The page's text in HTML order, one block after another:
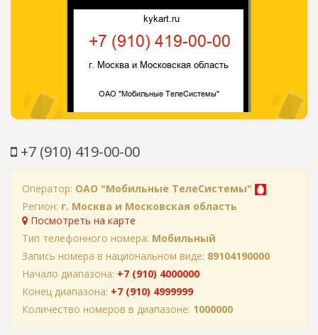
+7 (910) 419-00-00
Оператор: ОАО "Мобильные ТелеСистемы"
Регион: г. Москва и Московская область
Посмотреть на карте
Тип телефонного номера: Мобильный
Запись номера в национальном виде: 89104190000
Начало диапазона: +7 (910) 4000000
Конец диапазона: +7 (910) 4999999
Количество номеров в диапазоне: 1000000